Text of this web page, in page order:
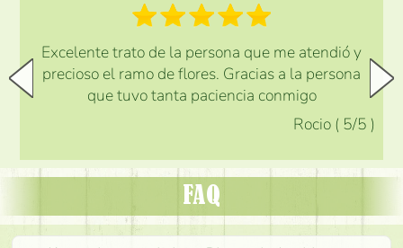
Excelente trato de la persona que me atendió y
precioso el ramo de flores. Gracias a la persona
que tuvo tanta paciencia conmigo
Rocio ( 5/5 )
FAQ